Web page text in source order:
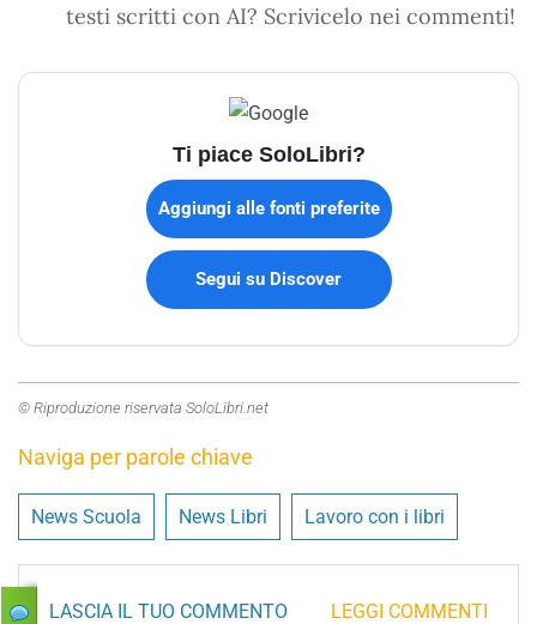
testi scritti con AI? Scrivicelo nei commenti!
Ti piace SoloLibri?
Aggiungi alle fonti preferite
Segui su Discover
© Riproduzione riservata SoloLibri.net
Naviga per parole chiave
News Scuola News Libri Lavoro con i libri
LASCIA IL TUO COMMENTO LEGGI COMMENTI